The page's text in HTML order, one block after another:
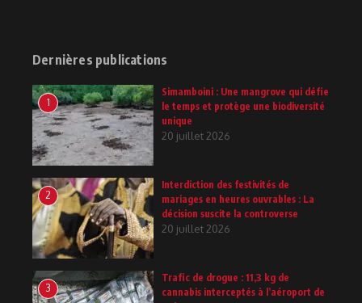
Dernières publications
1
Simamboini : Une mangrove qui défie
le temps et protège une biodiversité
unique
20 juillet 2026
2
Interdiction des festivités de
mariages en heures ouvrables : La
décision suscite la controverse
20 juillet 2026
3
Trafic de drogue : 11,3 kg de
cannabis interceptés à l’aéroport de